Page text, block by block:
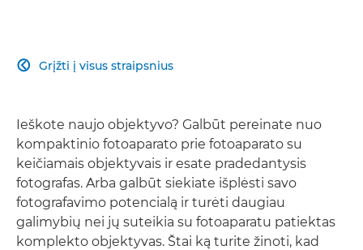
Grįžti į visus straipsnius

Ieškote naujo objektyvo? Galbūt pereinate nuo
kompaktinio fotoaparato prie fotoaparato su
keičiamais objektyvais ir esate pradedantysis
fotografas. Arba galbūt siekiate išplėsti savo
fotografavimo potencialą ir turėti daugiau
galimybių nei jų suteikia su fotoaparatu patiektas
komplekto objektyvas. Štai ką turite žinoti, kad